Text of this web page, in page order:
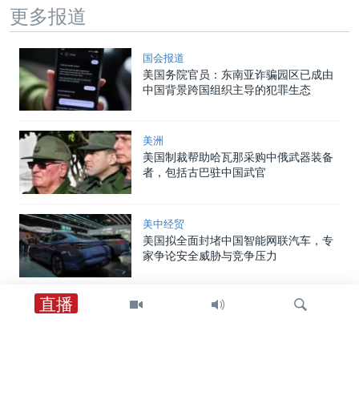
直播
更多报道
国会报道
美国务院官员：东南亚诈骗园区已成由
中国背景跨国组织主导的犯罪生态
美洲
美国制裁帮助哈瓦那采购中俄武器装备
者，包括古巴驻中国武官
美中经贸
美国拟全面封堵中国智能网联汽车，专
家争论安全威胁与竞争压力